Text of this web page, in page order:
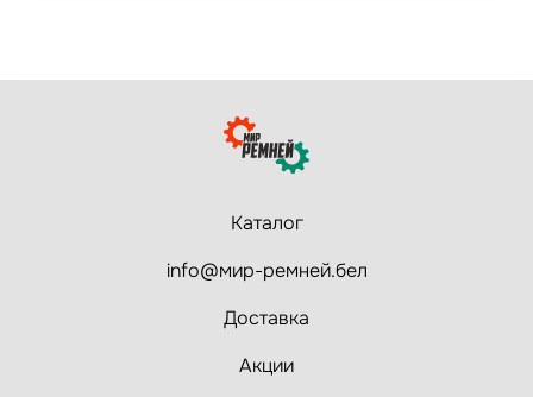
Каталог
info@мир-ремней.бел
Доставка
Акции